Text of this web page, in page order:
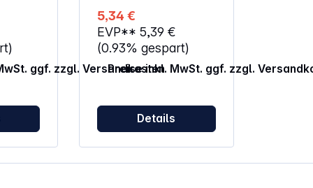
Sie
Hülle
dünne
so in
ggf. zzgl. Versandkosten
5,34 €
EVP**5,39 €
(0.93% gespart)
Preise inkl. MwSt. ggf. zzgl.
Details